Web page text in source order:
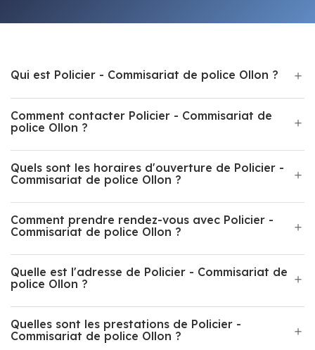
Qui est Policier - Commisariat de police Ollon ?
Comment contacter Policier - Commisariat de
police Ollon ?
Quels sont les horaires d'ouverture de Policier -
Commisariat de police Ollon ?
Comment prendre rendez-vous avec Policier -
Commisariat de police Ollon ?
Quelle est l'adresse de Policier - Commisariat de
police Ollon ?
Quelles sont les prestations de Policier -
Commisariat de police Ollon ?